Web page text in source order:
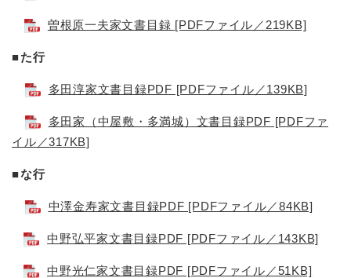
曽根原一夫家文書目録 [PDFファイル／219KB]
■た行
多田淳家文書目録PDF [PDFファイル／139KB]
多田家（中屋敷・多満城）文書目録PDF [PDFファ
イル／317KB]
■な行
中澤金寿家文書目録PDF [PDFファイル／84KB]
中野弘平家文書目録PDF [PDFファイル／143KB]
中野光仁家文書目録PDF [PDFファイル／51KB]